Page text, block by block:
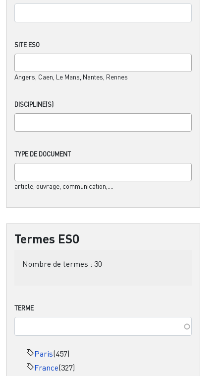
SITE ESO
Angers, Caen, Le Mans, Nantes, Rennes
DISCIPLINE(S)
TYPE DE DOCUMENT
article, ouvrage, communication,....
Termes ESO
Nombre de termes : 30
TERME
Paris(457)
France(327)